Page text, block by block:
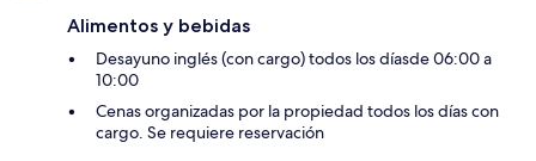
Alimentos y bebidas
Desayuno inglés (con cargo) todos los díasde 06:00 a
10:00
Cenas organizadas por la propiedad todos los días con
cargo. Se requiere reservación